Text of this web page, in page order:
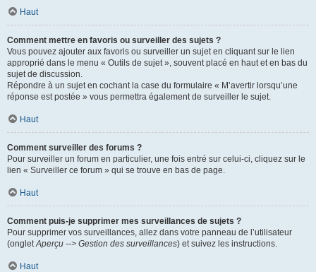
Haut
Comment mettre en favoris ou surveiller des sujets ?
Vous pouvez ajouter aux favoris ou surveiller un sujet en cliquant sur le lien
approprié dans le menu « Outils de sujet », souvent placé en haut et en bas du
sujet de discussion.
Répondre à un sujet en cochant la case du formulaire « M’avertir lorsqu’une
réponse est postée » vous permettra également de surveiller le sujet.
Haut
Comment surveiller des forums ?
Pour surveiller un forum en particulier, une fois entré sur celui-ci, cliquez sur le
lien « Surveiller ce forum » qui se trouve en bas de page.
Haut
Comment puis-je supprimer mes surveillances de sujets ?
Pour supprimer vos surveillances, allez dans votre panneau de l’utilisateur
(ongletAperçu --> Gestion des surveillances) et suivez les instructions.
Haut